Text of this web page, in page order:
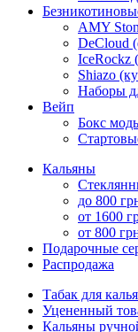
AMY
DeCloud
IceRockz
Shiazo
Наборы
Вейп
Бокс
Кальяны
до 800
от 1600
от 800
Подарочные
Распродажа
Табак для
Уцененный
Кальяны